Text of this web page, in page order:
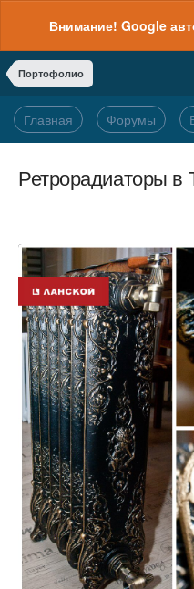
Внимание! Google
Портофолио
Главная Форумы
Ретрорадиаторы в